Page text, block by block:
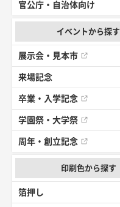
官公庁・自治体向け
イベントから探す
展示会・見本市
来場記念
卒業・入学記念
学園祭・大学祭
周年・創立記念
印刷色から探す
箔押し